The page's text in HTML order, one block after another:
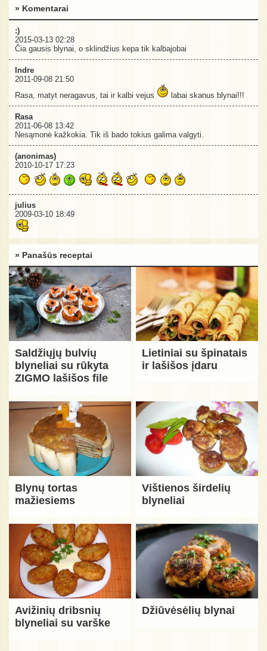
» Komentarai
:)
2015-03-13 02:28
Čia gausis blynai, o sklindžius kepa tik kalbajobai
Indre
2011-09-08 21:50
Rasa, matyt neragavus, tai ir kalbi vejus
labai skanus blynai!!!
Rasa
2011-06-08 13:42
Nesąmonė kažkokia. Tik iš bado tokius galima valgyti.
(anonimas)
2010-10-17 17:23
julius
2009-03-10 18:49
» Panašūs receptai
Saldžiųjų bulvių
blyneliai su rūkyta
ZIGMO lašišos file
Lietiniai su špinatais
ir lašišos įdaru
Blynų tortas
mažiesiems
Vištienos širdelių
blyneliai
Avižinių dribsnių
blyneliai su varške
Džiūvėsėlių blynai